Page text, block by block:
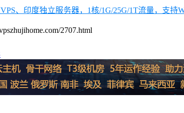
、印度独立服务器，1核/1G/25G/1T流量，支持
2707.html